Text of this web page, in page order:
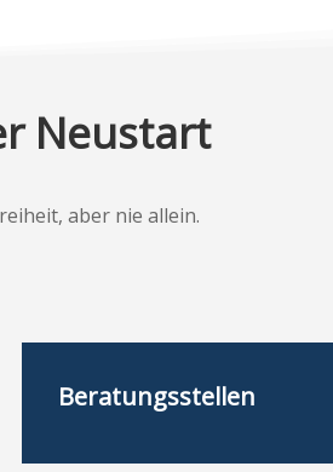
Neustart
aber nie allein.
Beratungsstellen